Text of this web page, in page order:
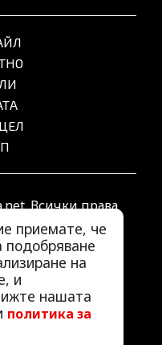
приемате, че
подобряване
на
и
нашата
политика за
Всички права